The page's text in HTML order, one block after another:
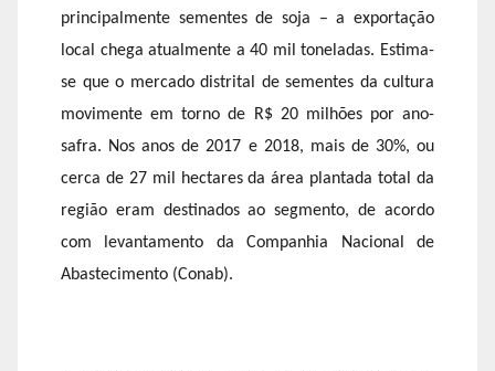
principalmente sementes de soja – a exportação
local chega atualmente a 40 mil toneladas. Estima-
se que o mercado distrital de sementes da cultura
movimente em torno de R$ 20 milhões por ano-
safra. Nos anos de 2017 e 2018, mais de 30%, ou
cerca de 27 mil hectares da área plantada total da
região eram destinados ao segmento, de acordo
com levantamento da Companhia Nacional de
Abastecimento (Conab).